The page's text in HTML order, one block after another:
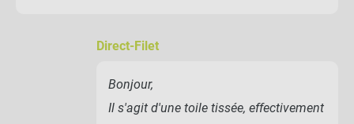
Direct-Filet
Bonjour,
Il s'agit d'une toile tissée, effectivement